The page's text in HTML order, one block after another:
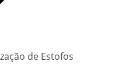
de Estofos